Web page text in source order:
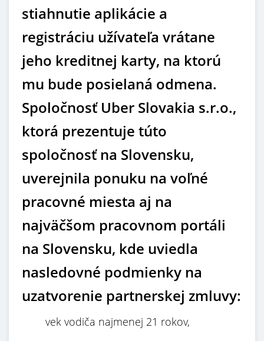
stiahnutie aplikácie a
registráciu užívateľa vrátane
jeho kreditnej karty, na ktorú
mu bude posielaná odmena.
Spoločnosť Uber Slovakia s.r.o.,
ktorá prezentuje túto
spoločnosť na Slovensku,
uverejnila ponuku na voľné
pracovné miesta aj na
najväčšom pracovnom portáli
na Slovensku, kde uviedla
nasledovné podmienky na
uzatvorenie partnerskej zmluvy:
vek vodiča najmenej 21 rokov,